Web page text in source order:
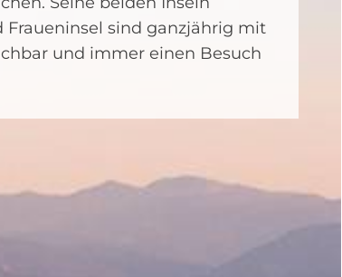
Fraueninsel sind ganzjährig mit
und immer einen Besuch